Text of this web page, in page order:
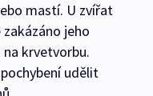
mastí. U zvířat
jeho
krvetvorbu.
udělit